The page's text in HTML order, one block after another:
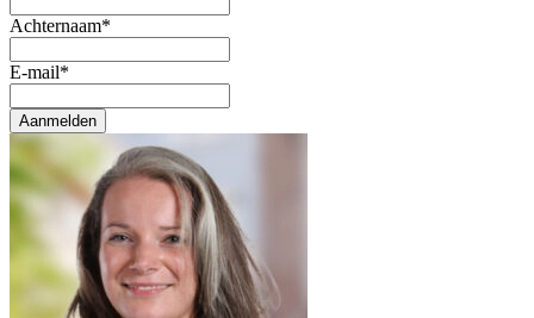
Achternaam*
E-mail*
Aanmelden